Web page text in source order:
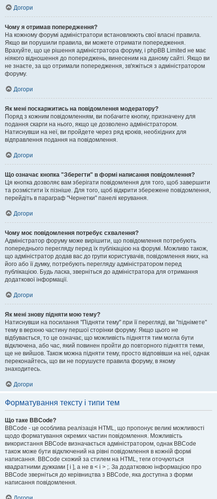
Догори
Чому я отримав попередження?
На кожному форумі адміністратори встановлюють свої власні правила.
Якщо ви порушили правила, ви можете отримати попередження.
Врахуйте, що це рішення адміністратора форуму, і phpBB Limited не має
ніякого відношення до попереджень, винесеним на даному сайті. Якщо ви
не знаєте, за що отримали попередження, зв'яжіться з адміністратором
форуму.
Догори
Як мені поскаржитись на повідомлення модератору?
Поряд з кожним повідомленням, ви побачите кнопку, призначену для
подання скарги на нього, якщо це дозволено адміністратором.
Натиснувши на неї, ви пройдете через ряд кроків, необхідних для
відправлення подання на повідомлення.
Догори
Що означає кнопка "Зберегти" в формі написання повідомлення?
Ця кнопка дозволяє вам зберігати повідомлення для того, щоб завершити
та розмістити їх пізніше. Для того, щоб відкрити збережене повідомлення,
перейдіть в параграф "Чернетки" панелі керування.
Догори
Чому моє повідомлення потребує схвалення?
Адміністратор форуму може вирішити, що повідомлення потребують
попереднього перегляду перед їх публікацією на форумі. Можливо також,
що адміністратор додав вас до групи користувачів, повідомлення яких, на
його або її думку, потребують перегляду адміністратором перед
публікацією. Будь ласка, зверніться до адміністратора для отримання
додаткової інформації.
Догори
Як мені знову підняти мою тему?
Натиснувши на посилання "Підняти тему" при її перегляді, ви "піднімете"
тему в верхню частину першої сторінки форуму. Якщо цього не
відбувається, то це означає, що можливість підняття тим могла бути
відключена, або час, який повинен пройти до повторного підняття теми,
ще не вийшов. Також можна підняти тему, просто відповівши на неї, однак
переконайтесь, що ви не порушуєте правила форуму, в якому
знаходитесь.
Догори
Форматування тексту і типи тем
Що таке BBCode?
BBCode - це особлива реалізація HTML, що пропонує великі можливості
щодо форматування окремих частин повідомлення. Можливість
використання BBCode визначається адміністратором, однак BBCode
також може бути відключений на рівні повідомлення в кожній формі
написання. BBCode схожий за стилем на HTML, теги оточуються
квадратними дужками [ і ], а не в < і > ;. За додатковою інформацією про
BBCode зверніться до керівництва з BBCode, яка доступна з форми
написання повідомлення.